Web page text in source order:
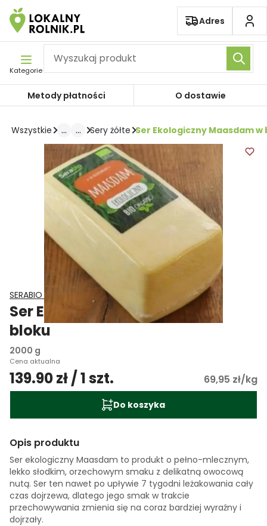
Pomiń nawigację
Adres
Kategorie
Metody płatności O dostawie
Wszystkie ... ... Sery żółte Ser Ekologiczny Maasdam w
SERABIO Arkadiusz Bartczak
Ser Ekologiczny Maasdam w
bloku
2000 g
Cena aktualna
139.90 zł / 1 szt. 69,95 zł/kg
Do koszyka
Opis produktu
Ser ekologiczny Maasdam to produkt o pełno-mlecznym,
lekko słodkim, orzechowym smaku z delikatną owocową
nutą. Ser ten nawet po upływie 7 tygodni leżakowania cały
czas dojrzewa, dlatego jego smak w trakcie
przechowywania zmienia się na coraz bardziej wyraźny i
dojrzały.